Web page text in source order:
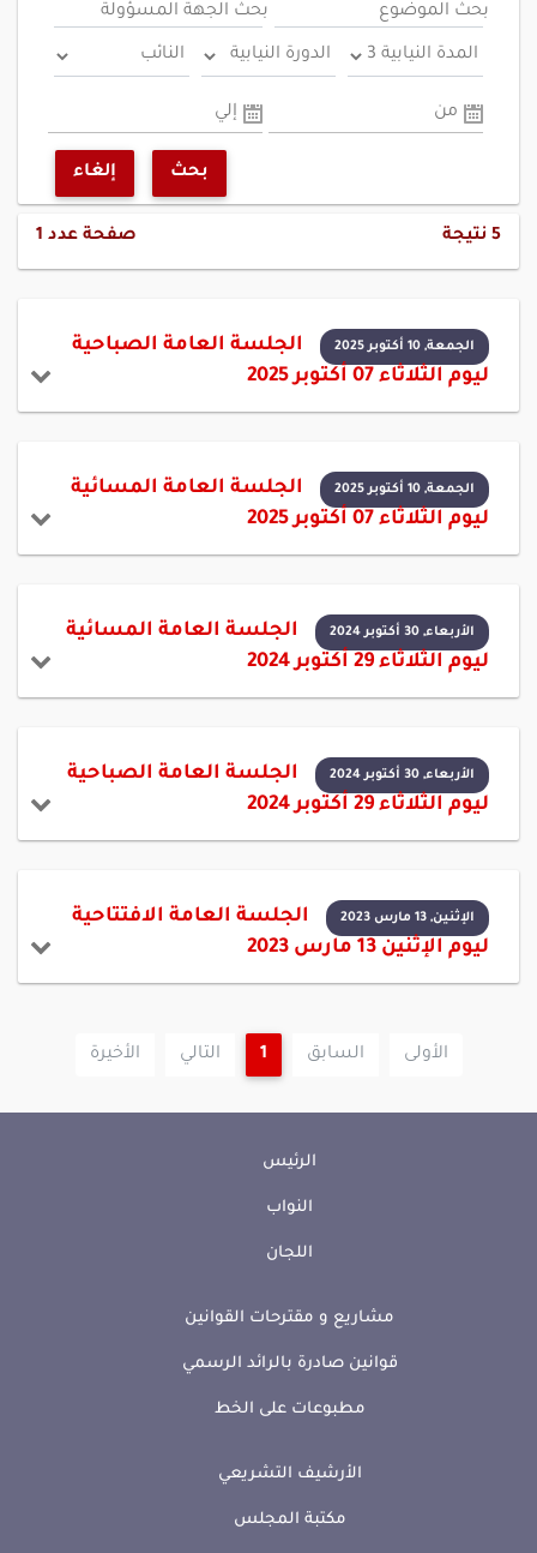
بحث الموضوع بحث الجهة المسؤولة
من إلي
بحث إلغاء
5 نتيجة صفحة عدد 1
الجمعة, 10 أكتوبر 2025
الجلسة العامة الصباحية
ليوم الثلاثاء 07 أكتوبر 2025
الجمعة, 10 أكتوبر 2025
الجلسة العامة المسائية
ليوم الثلاثاء 07 أكتوبر 2025
الأربعاء, 30 أكتوبر 2024
الجلسة العامة المسائية
ليوم الثلاثاء 29 أكتوبر 2024
الأربعاء, 30 أكتوبر 2024
الجلسة العامة الصباحية
ليوم الثلاثاء 29 أكتوبر 2024
الإثنين, 13 مارس 2023
الجلسة العامة الافتتاحية
ليوم الإثنين 13 مارس 2023
الأولى السابق 1 التالي الأخيرة
الرئيس
النواب
اللجان
مشاريع و مقترحات القوانين
قوانين صادرة بالرائد الرسمي
مطبوعات على الخط
الأرشيف التشريعي
مكتبة المجلس